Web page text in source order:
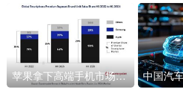
苹果拿下高端手机市场65%的份额：iPhone 17系列功不可没